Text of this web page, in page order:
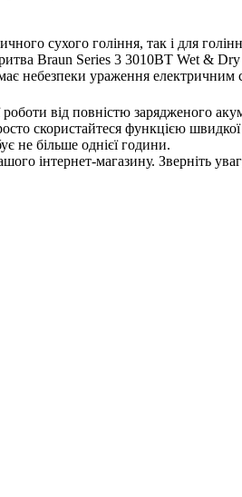
сухого гоління, так і для
Braun Series 3 3010BT Wet &
небезпеки ураження електричним
від повністю зарядженого
скористайтеся функцією
не більше однієї години.
інтернет-магазину. Зверніть